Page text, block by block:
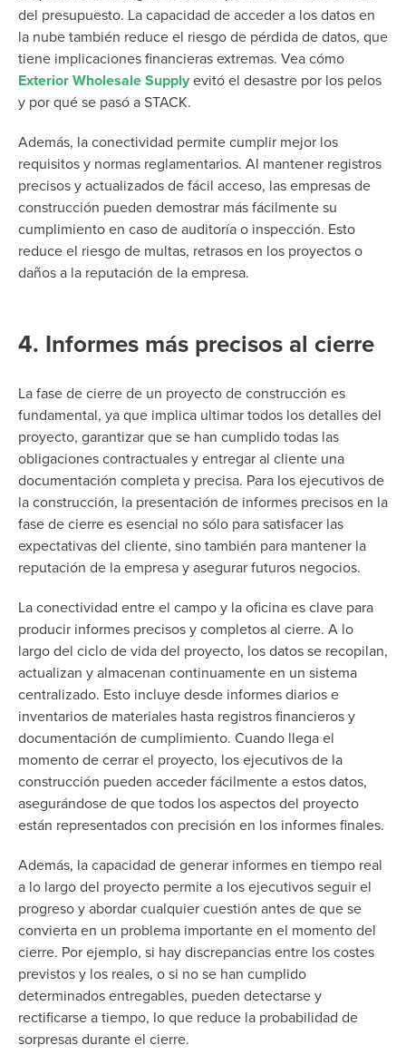
del presupuesto. La capacidad de acceder a los datos en
la nube también reduce el riesgo de pérdida de datos, que
tiene implicaciones financieras extremas. Vea cómo
Exterior Wholesale Supply evitó el desastre por los pelos
y por qué se pasó a STACK.
Además, la conectividad permite cumplir mejor los
requisitos y normas reglamentarios. Al mantener registros
precisos y actualizados de fácil acceso, las empresas de
construcción pueden demostrar más fácilmente su
cumplimiento en caso de auditoría o inspección. Esto
reduce el riesgo de multas, retrasos en los proyectos o
daños a la reputación de la empresa.
4. Informes más precisos al cierre
La fase de cierre de un proyecto de construcción es
fundamental, ya que implica ultimar todos los detalles del
proyecto, garantizar que se han cumplido todas las
obligaciones contractuales y entregar al cliente una
documentación completa y precisa. Para los ejecutivos de
la construcción, la presentación de informes precisos en la
fase de cierre es esencial no sólo para satisfacer las
expectativas del cliente, sino también para mantener la
reputación de la empresa y asegurar futuros negocios.
La conectividad entre el campo y la oficina es clave para
producir informes precisos y completos al cierre. A lo
largo del ciclo de vida del proyecto, los datos se recopilan,
actualizan y almacenan continuamente en un sistema
centralizado. Esto incluye desde informes diarios e
inventarios de materiales hasta registros financieros y
documentación de cumplimiento. Cuando llega el
momento de cerrar el proyecto, los ejecutivos de la
construcción pueden acceder fácilmente a estos datos,
asegurándose de que todos los aspectos del proyecto
están representados con precisión en los informes finales.
Además, la capacidad de generar informes en tiempo real
a lo largo del proyecto permite a los ejecutivos seguir el
progreso y abordar cualquier cuestión antes de que se
convierta en un problema importante en el momento del
cierre. Por ejemplo, si hay discrepancias entre los costes
previstos y los reales, o si no se han cumplido
determinados entregables, pueden detectarse y
rectificarse a tiempo, lo que reduce la probabilidad de
sorpresas durante el cierre.